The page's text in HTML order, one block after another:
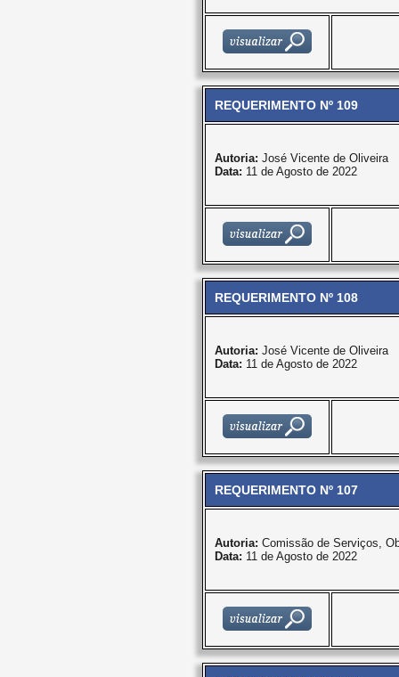
REQUERIMENTO Nº 109
Autoria: José Vicente de Oliveira
Data: 11 de Agosto de 2022
REQUERIMENTO Nº 108
Autoria: José Vicente de Oliveira
Data: 11 de Agosto de 2022
REQUERIMENTO Nº 107
Autoria: Comissão de Serviços,
Data: 11 de Agosto de 2022